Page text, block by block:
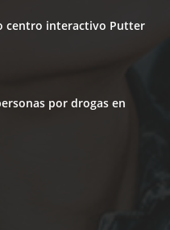
centro interactivo Putter
por drogas en